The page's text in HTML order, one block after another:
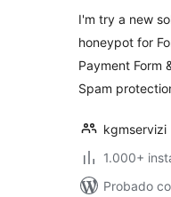
I'm try a new
honeypot for
Payment Form
Spam
kgmservizi
1.000+
Probado